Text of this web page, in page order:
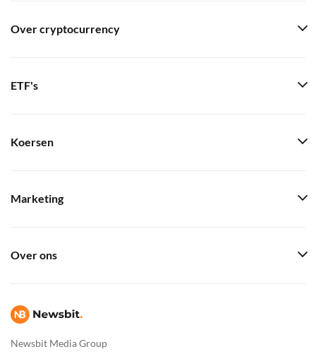
Newsbit Media Group
Over cryptocurrency
ETF's
Koersen
Marketing
Over ons